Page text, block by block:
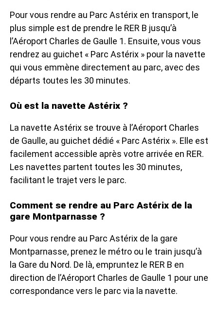
Pour vous rendre au Parc Astérix en transport, le
plus simple est de prendre le RER B jusqu’à
l’Aéroport Charles de Gaulle 1. Ensuite, vous vous
rendrez au guichet « Parc Astérix » pour la navette
qui vous emmène directement au parc, avec des
départs toutes les 30 minutes.
Où est la navette Astérix ?
La navette Astérix se trouve à l’Aéroport Charles
de Gaulle, au guichet dédié « Parc Astérix ». Elle est
facilement accessible après votre arrivée en RER.
Les navettes partent toutes les 30 minutes,
facilitant le trajet vers le parc.
Comment se rendre au Parc Astérix de la
gare Montparnasse ?
Pour vous rendre au Parc Astérix de la gare
Montparnasse, prenez le métro ou le train jusqu’à
la Gare du Nord. De là, empruntez le RER B en
direction de l’Aéroport Charles de Gaulle 1 pour une
correspondance vers le parc via la navette.